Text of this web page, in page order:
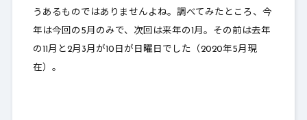
うあるものではありませんよね。調べてみたところ、今
年は今回の5月のみ で、次回は来年の1月。その前は去年
の11月と2月3月が 10日が日曜日 でした（2020年5月現
在）。